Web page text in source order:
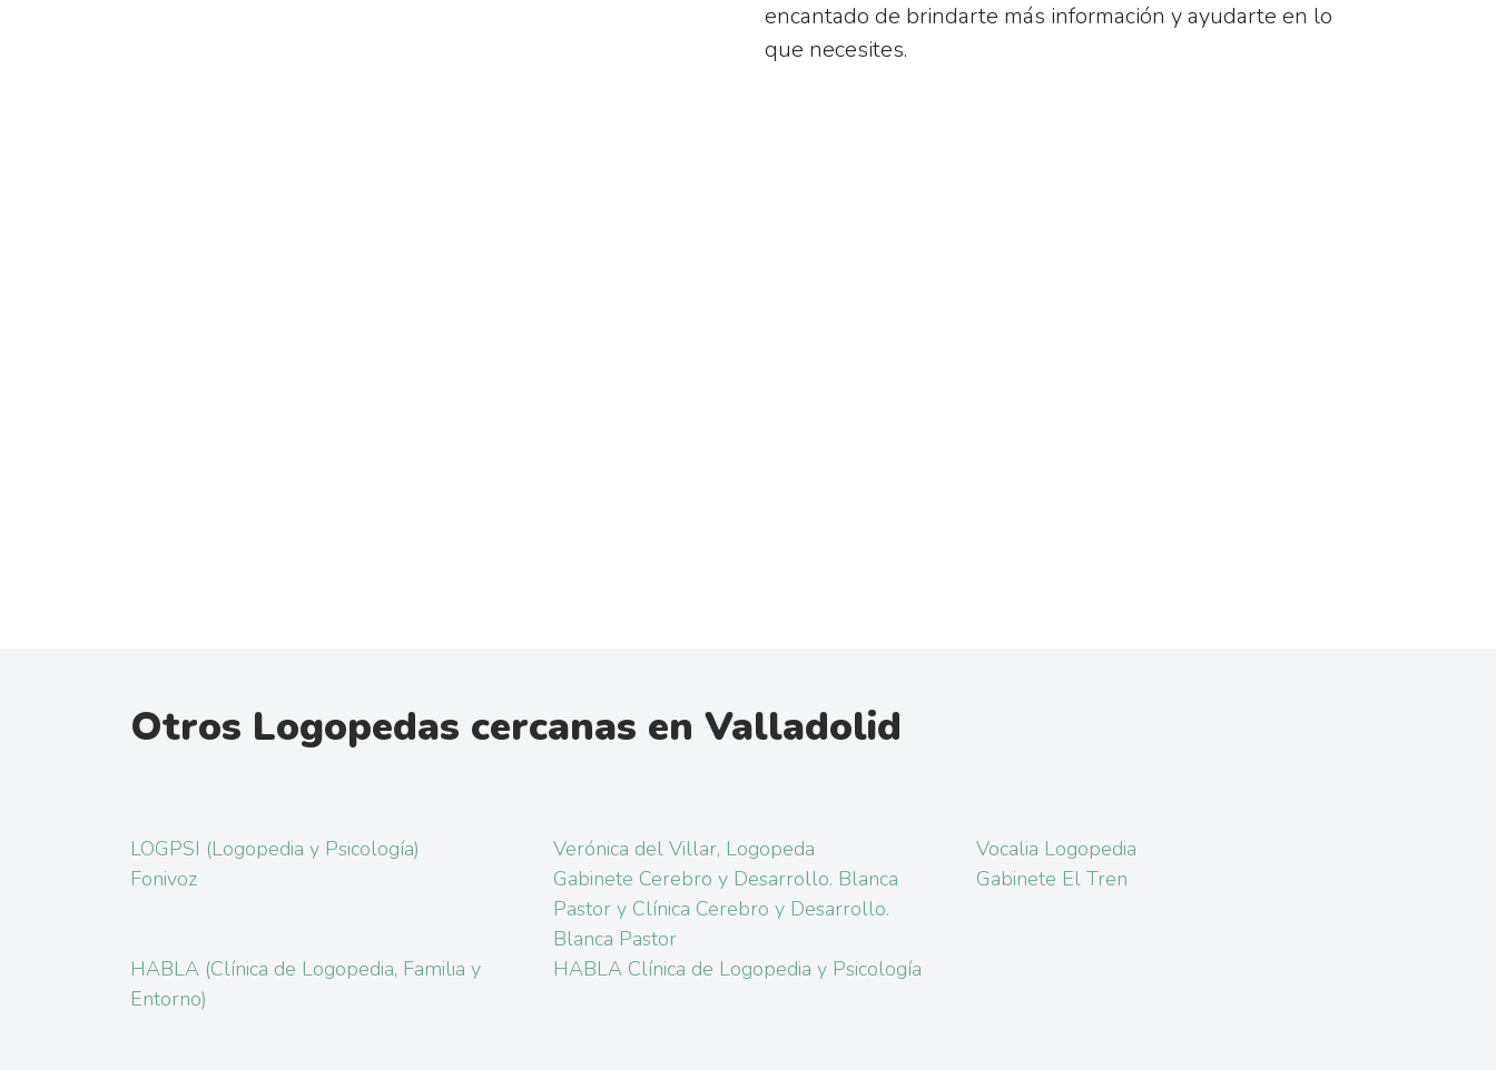
encantado de brindarte más información y ayudarte en lo
que necesites.
Otros Logopedas cercanas en Valladolid
LOGPSI (Logopedia y Psicología) Verónica del Villar, Logopeda
Vocalia Logopedia
Fonivoz
Gabinete Cerebro y Desarrollo. Blanca
Pastor y Clínica Cerebro y Desarrollo.
Blanca Pastor
Gabinete El Tren
HABLA (Clínica de Logopedia, Familia y
Entorno)
HABLA Clínica de Logopedia y Psicología